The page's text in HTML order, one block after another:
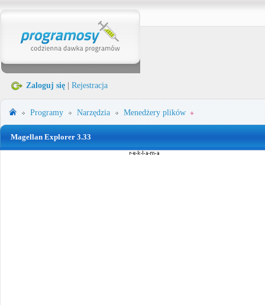
Zaloguj się Rejestracja
Programy Narzędzia Menedżery plików
Magellan Explorer 3.33